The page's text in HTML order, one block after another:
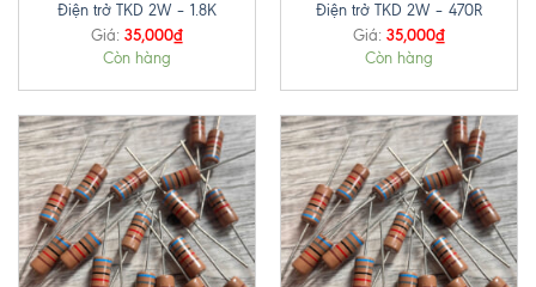
Điện trở TKD 2W – 1.8K
Giá: 35,000₫
Còn hàng
Điện trở TKD 2W – 470R
Giá: 35,000₫
Còn hàng